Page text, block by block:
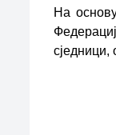
На
сједници,